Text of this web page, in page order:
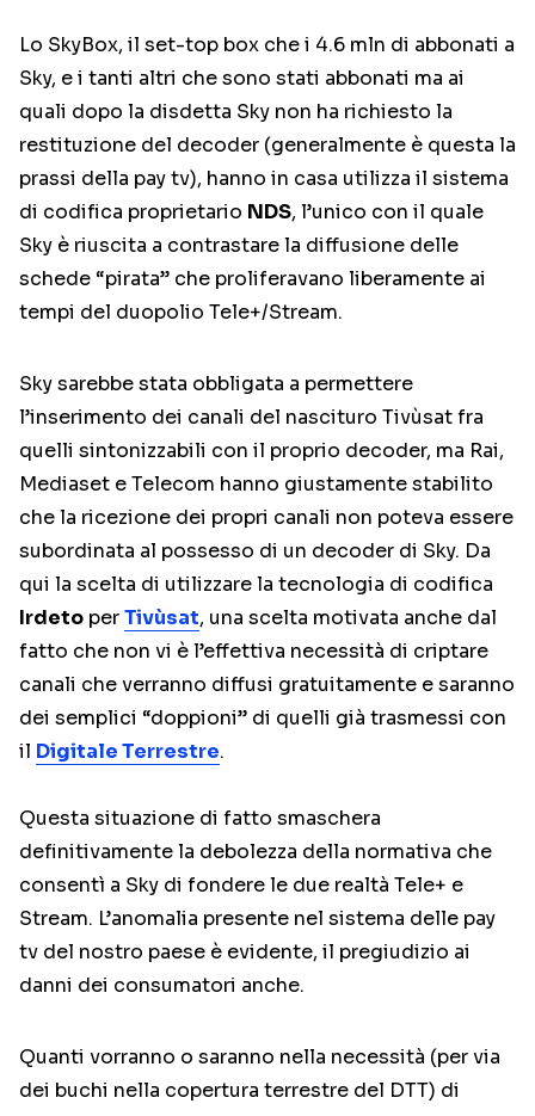
Lo SkyBox, il set-top box che i 4.6 mln di abbonati a
Sky, e i tanti altri che sono stati abbonati ma ai
quali dopo la disdetta Sky non ha richiesto la
restituzione del decoder (generalmente è questa la
prassi della pay tv), hanno in casa utilizza il sistema
di codifica proprietario NDS, l’unico con il quale
Sky è riuscita a contrastare la diffusione delle
schede “pirata” che proliferavano liberamente ai
tempi del duopolio Tele+/Stream.
Sky sarebbe stata obbligata a permettere
l’inserimento dei canali del nascituro Tivùsat fra
quelli sintonizzabili con il proprio decoder, ma Rai,
Mediaset e Telecom hanno giustamente stabilito
che la ricezione dei propri canali non poteva essere
subordinata al possesso di un decoder di Sky. Da
qui la scelta di utilizzare la tecnologia di codifica
Irdeto perTivùsat, una scelta motivata anche dal
fatto che non vi è l’effettiva necessità di criptare
canali che verranno diffusi gratuitamente e saranno
dei semplici “doppioni” di quelli già trasmessi con
il Digitale Terrestre.
Questa situazione di fatto smaschera
definitivamente la debolezza della normativa che
consentì a Sky di fondere le due realtà Tele+ e
Stream. L’anomalia presente nel sistema delle pay
tv del nostro paese è evidente, il pregiudizio ai
danni dei consumatori anche.
Quanti vorranno o saranno nella necessità (per via
dei buchi nella copertura terrestre del DTT) di